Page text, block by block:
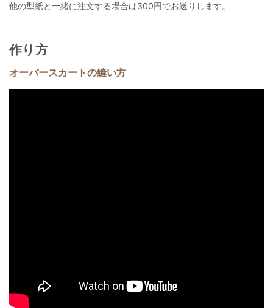
他の型紙と一緒に注文する場合は300円でお送りします。
作り方
オーバースカートの縫い方